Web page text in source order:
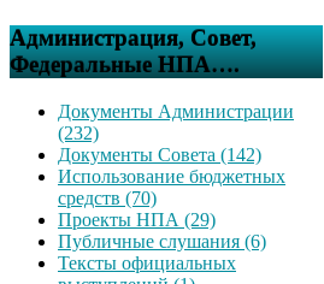
Администрация, Совет,
Федеральные НПА….
Документы Администрации
(232)
Документы Совета (142)
Использование бюджетных
средств (70)
Проекты НПА (29)
Публичные слушания (6)
Тексты официальных